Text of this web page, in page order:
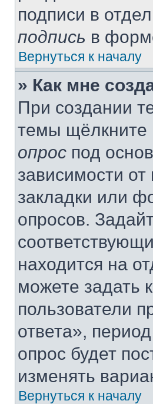
подписи в
подпись в
Вернуться к началу
» Как мне
При создании
темы щёлкните
опрос под
зависимости
закладки или
опросов.
находится на
можете задать
пользователи
ответа»,
опрос будет
изменять
Вернуться к началу